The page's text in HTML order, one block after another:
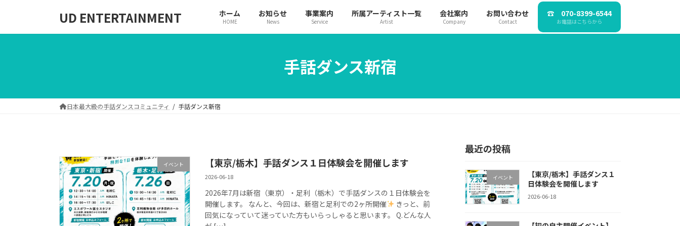
ッ
移
UD ENTERTAINMENT ホーム
HOME
お知らせ
News
事業案内
Service
所属アーティスト一覧
Artist
会社案内
Company
お問い合わせ
Contact
☎ 070-8399-6544
お電話はこちらから
手話ダンス新宿
日本最大級の手話ダンスコミュニティ 手話ダンス新宿
イベント 【東京/栃木】手話ダンス１日体験会を開催します
2026-06-18
2026年7月は新宿（東京）・足利（栃木）で手話ダンスの１日体験会を
開催します。 なんと、今回は、新宿と足利での2ヶ所開催
きっと、前
回気になっていて迷っていた方もいらっしゃると思います。 Q.どんな人
最近の投稿
イベント
【東京/栃木】手話ダンス１
日体験会を開催します
2026-06-18